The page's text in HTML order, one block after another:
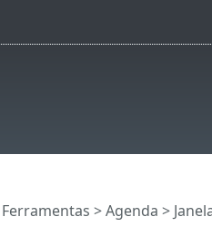
Ferramentas >Agenda >